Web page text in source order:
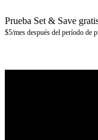
Prueba Set & Save
$5/mes después del período de